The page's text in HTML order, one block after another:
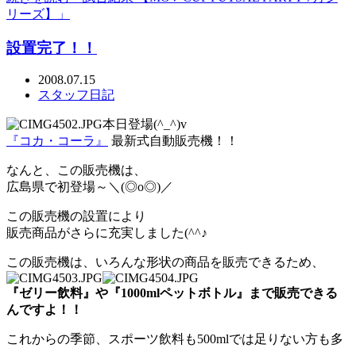
リーズ】」
設置完了！！
2008.07.15
スタッフ日記
本日登場(^_^)v
『コカ・コーラ』
最新式自動販売機！！
なんと、この販売機は、
広島県で初登場～＼(◎o◎)／
この販売機の設置により
販売商品がさらに充実しました(^^♪
この販売機は、いろんな形状の商品を販売できるため、
『ゼリー飲料』や『1000mlペットボトル』まで販売できる
んですよ！！
これからの季節、スポーツ飲料も500mlでは足りない方も多